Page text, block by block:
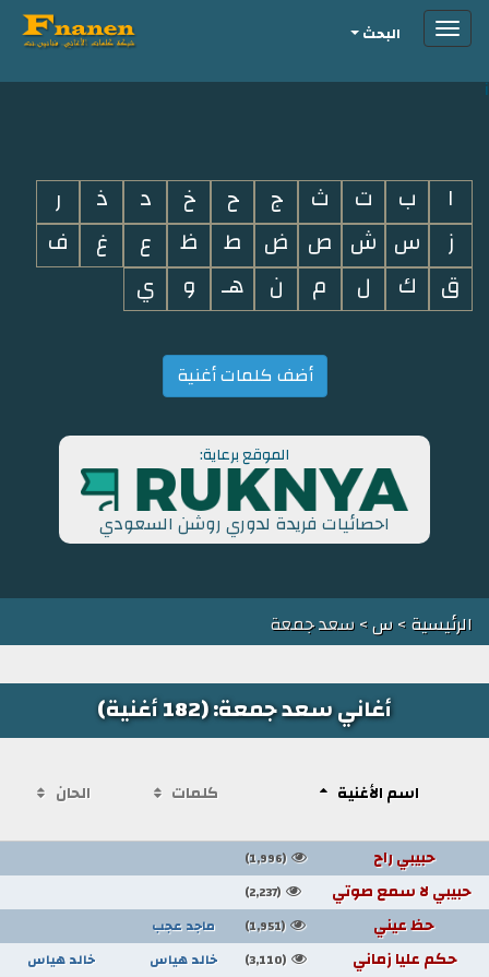
i
Toggleالبحث
ا ب ت ث ج ح خ د ذ
ر
ز
س ش ص ض ط ظ ع غ
ف
ق
ك ل م ن هـ و ي
أضف كلمات أغنية
الموقع برعاية:
احصائيات فريدة لدوري روشن السعودي
الرئيسية>س> سعد جمعة
أغاني سعد جمعة: (182 أغنية)
اسم الأغنية كلمات الحان
حبيبي راح (1,996)
حبيبي لا سمع صوتي (2,237)
حظ عيني (1,951) ماجد عجب
حكم عليا زماني (3,110) خالد هياس خالد هياس